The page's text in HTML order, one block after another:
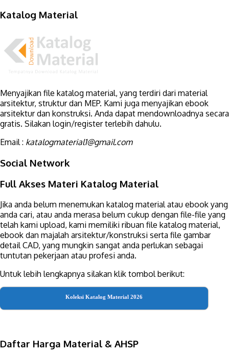
Katalog Material
Menyajikan file katalog material, yang terdiri dari material
arsitektur, struktur dan MEP. Kami juga menyajikan ebook
arsitektur dan konstruksi. Anda dapat mendownloadnya secara
gratis. Silakan login/register terlebih dahulu.
Email : katalogmaterial1@gmail.com
Social Network
Full Akses Materi Katalog Material
Jika anda belum menemukan katalog material atau ebook yang
anda cari, atau anda merasa belum cukup dengan file-file yang
telah kami upload, kami memiliki ribuan file katalog material,
ebook dan majalah arsitektur/konstruksi serta file gambar
detail CAD, yang mungkin sangat anda perlukan sebagai
tuntutan pekerjaan atau profesi anda.
Untuk lebih lengkapnya silakan klik tombol berikut:
Koleksi Katalog Material 2026
Daftar Harga Material & AHSP